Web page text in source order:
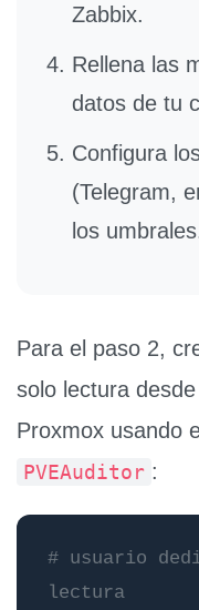
Zabbix.
Rellena las
datos de tu
Configura
(Telegram,
los
Para el paso 2,
solo lectura
Proxmox usando
PVEAuditor :
# usuario
lectura